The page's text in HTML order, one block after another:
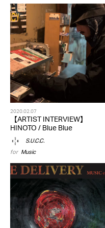
2020.02.07
【ARTIST INTERVIEW】
HINOTO / Blue Blue
S.U.C.C.
for Music